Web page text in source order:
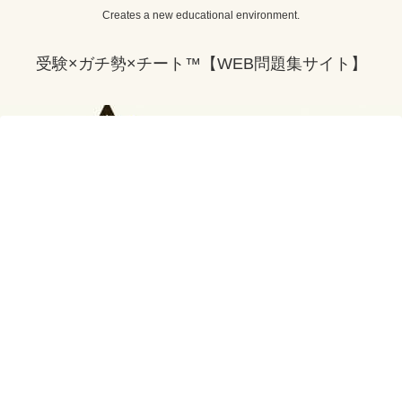
Creates a new educational environment.
受験×ガチ勢×チート™【WEB問題集サイト】